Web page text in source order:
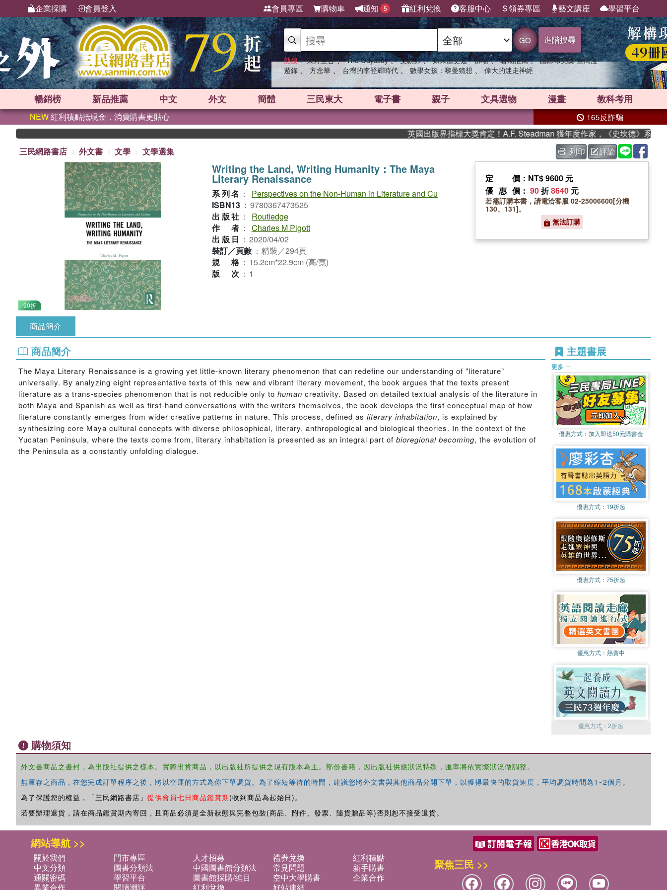
企業採購 會員登入 會員專區 購物車 通知 5 紅利兌換 客服中心 領券專區 藝文講座 學習平台
GO 進階搜尋
熱搜： 東野圭吾 、 The Odyssey 、 父親節 、 如果歷史是一群喵 、 暑期推薦 、 國際布克獎 臺灣漫
遊錄 、 方念華 、 台灣的李登輝時代 、 數學女孩：黎曼猜想 、 偉大的迷走神經
暢銷榜 新品推薦 中文 外文 簡體 三民東大 電子書 親子 文具選物 漫畫 教科考用
NEW紅利積點抵現金，消費購書更貼心 165反詐騙
英國出版界指標大獎肯定！A.F. Steadman 獲年度作家，《史坎德》系列帶你
三民網路書店
外文書 文學 文學選集 列印 評論
90折
Writing the Land, Writing Humanity：The Maya
Literary Renaissance
系列名 ：
Perspectives on the Non-Human in Literature and Cu
ISBN13 ： 9780367473525
出版社 ：
Routledge
作者 ： Charles M Pigott
出版日 ： 2020/04/02
裝訂／頁數 ： 精裝／294頁
規格 ： 15.2cm*22.9cm (高/寬)
版次 ： 1
定價 ：NT$ 9600 元
優惠價 ： 90折8640 元
若需訂購本書，請電洽客服 02-25006600[分機
130、131]。
無法訂購
商品簡介
商品簡介
The Maya Literary Renaissance is a growing yet little-known literary phenomenon that can redefine our understanding of "literature"
universally. By analyzing eight representative texts of this new and vibrant literary movement, the book argues that the texts present
literature as a trans-species phenomenon that is not reducible only to human creativity. Based on detailed textual analysis of the literature in
both Maya and Spanish as well as first-hand conversations with the writers themselves, the book develops the first conceptual map of how
literature constantly emerges from wider creative patterns in nature. This process, defined as literary inhabitation, is explained by
synthesizing core Maya cultural concepts with diverse philosophical, literary, anthropological and biological theories. In the context of the
Yucatan Peninsula, where the texts come from, literary inhabitation is presented as an integral part of bioregional becoming, the evolution of
the Peninsula as a constantly unfolding dialogue.
主題書展
更多
優惠方式： 加入即送50元購書金
優惠方式： 19折起
優惠方式： 75折起
優惠方式： 熱賣中
優惠方式：2折起
購物須知
外文書商品之書封，為出版社提供之樣本。實際出貨商品，以出版社所提供之現有版本為主。部份書籍，因出版社供應狀況特殊，匯率將依實際狀況做調整。
無庫存之商品，在您完成訂單程序之後，將以空運的方式為你下單調貨。為了縮短等待的時間，建議您將外文書與其他商品分開下單，以獲得最快的取貨速度，平均調貨時間為1~2個月。
為了保護您的權益，「三民網路書店」 提供會員七日商品鑑賞期(收到商品為起始日)。
若要辦理退貨，請在商品鑑賞期內寄回，且商品必須是全新狀態與完整包裝(商品、附件、發票、隨貨贈品等)否則恕不接受退貨。
網站導航 >>
關於我們 門市專區 人才招募 禮券兌換
紅利積點
中文分類
圖書分類法 中國圖書館分類法 常見問題
新手購書
通關密碼
學習平台 圖書館採購/編目 空中大學購書
企業合作
異業合作
閱讀潮評 紅利兌換 好站連結
聚焦三民 >>